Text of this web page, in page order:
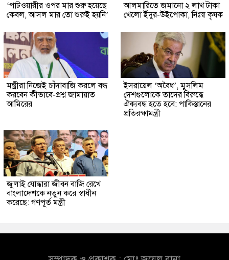
‘পাটওয়ারীর ওপর মার শুরু হয়েছে
কেবল, আসল মার তো শুরুই হয়নি’
আলমারিতে জমানো ২ লাখ টাকা
খেলো ইঁদুর-উইপোকা, নিঃস্ব কৃষক
মন্ত্রীরা নিজেই চাঁদাবাজি করলে বন্ধ
করবেন কীভাবে-প্রশ্ন জামায়াত
আমিরের
ইসরায়েল ‘অবৈধ’, মুসলিম
দেশগুলোকে তাদের বিরুদ্ধে
ঐক্যবদ্ধ হতে হবে: পাকিস্তানের
প্রতিরক্ষামন্ত্রী
জুলাই যোদ্ধারা জীবন বাজি রেখে
বাংলাদেশকে নতুন করে স্বাধীন
করেছে: গণপূর্ত মন্ত্রী